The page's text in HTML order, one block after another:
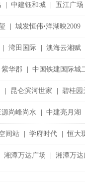
中建钰和城 五江广场
城发恒伟•洋湖映2009
湾田国际 澳海云湘赋
紫华郡 中国铁建国际城
昆仑滨河世家 碧桂园
源尚峰尚水 中建亮月湖
间站 学府时代 恒大
湘潭万达广场 湘潭万